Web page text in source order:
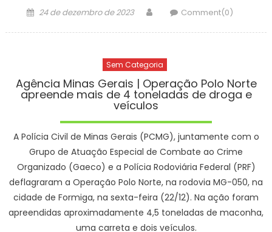
Posted
24 de dezembro de 2023 AuthorComment(0)
Sem Categoria
Agência Minas Gerais | Operação Polo Norte
apreende mais de 4 toneladas de droga e
veículos
A Polícia Civil de Minas Gerais (PCMG), juntamente com o
Grupo de Atuação Especial de Combate ao Crime
Organizado (Gaeco) e a Polícia Rodoviária Federal (PRF)
deflagraram a Operação Polo Norte, na rodovia MG-050, na
cidade de Formiga, na sexta-feira (22/12). Na ação foram
apreendidas aproximadamente 4,5 toneladas de maconha,
uma carreta e dois veículos.